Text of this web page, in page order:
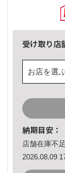
受け取り店
お店を選
納期目安：
店舗在庫不
2026.08.09